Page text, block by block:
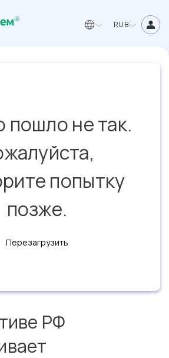
RUB
пошло не так.
попытку
позже.
Перезагрузить
РФ